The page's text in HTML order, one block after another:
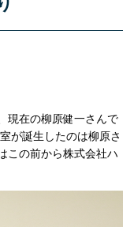
現在の柳原健一さんで
が誕生したのは柳原さ
この前から株式会社ハ